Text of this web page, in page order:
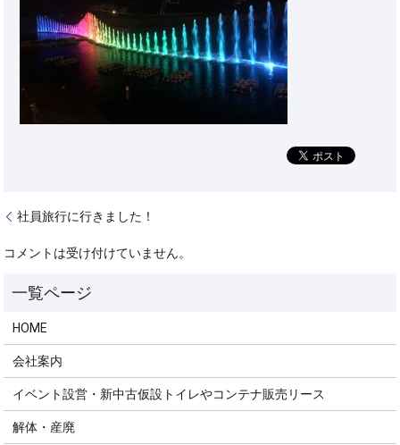
社員旅行に行きました！
コメントは受け付けていません。
HOME
会社案内
イベント設営・新中古仮設トイレやコンテナ販売リース
解体・産廃